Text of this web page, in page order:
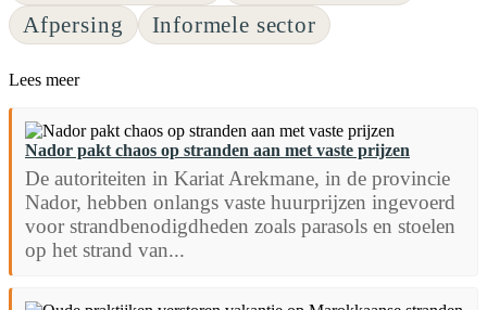
Afpersing
Informele sector
Lees meer
Nador pakt chaos op stranden aan met vaste prijzen
De autoriteiten in Kariat Arekmane, in de provincie
Nador, hebben onlangs vaste huurprijzen ingevoerd
voor strandbenodigdheden zoals parasols en stoelen
op het strand van...